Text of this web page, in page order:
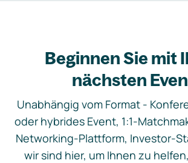
Beginnen Sie mit
nächsten
Unabhängig vom Format -
oder hybrides Event, 1:1-
Networking-Plattform, Investor-
wir sind hier, um Ihnen zu